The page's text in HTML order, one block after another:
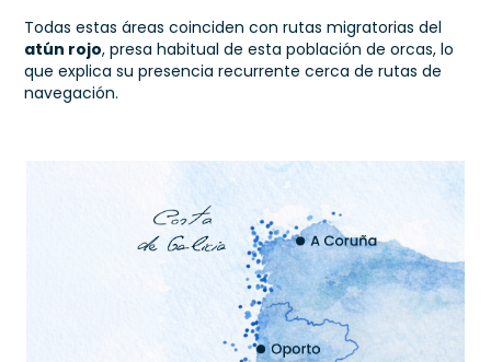
Todas estas áreas coinciden con rutas migratorias del
atún rojo, presa habitual de esta población de orcas, lo
que explica su presencia recurrente cerca de rutas de
navegación.